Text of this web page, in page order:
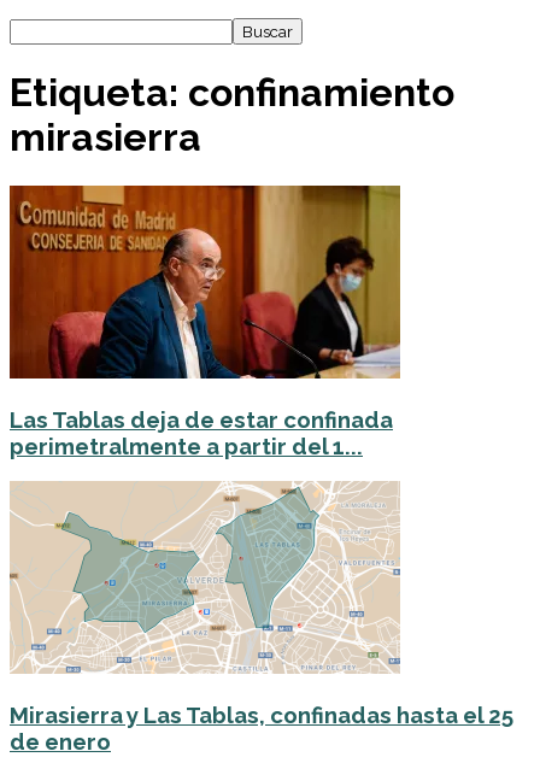
Etiqueta: confinamiento
mirasierra
Las Tablas deja de estar confinada
perimetralmente a partir del 1...
Mirasierra y Las Tablas, confinadas hasta el 25
de enero